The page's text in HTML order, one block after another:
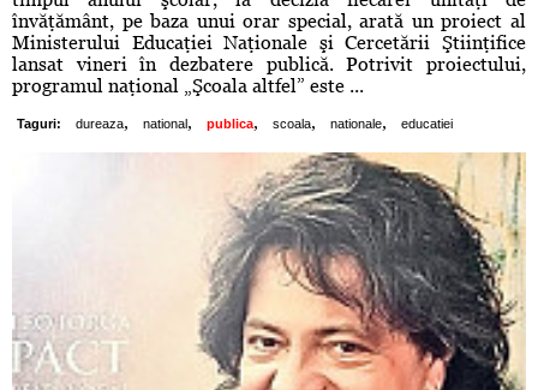
învăţământ, pe baza unui orar special, arată un proiect al
Ministerului Educaţiei Naţionale şi Cercetării Ştiinţifice
lansat vineri în dezbatere publică. Potrivit proiectului,
programul naţional „Şcoala altfel” este ...
Taguri: dureaza, national , publica, scoala, nationale, educatiei